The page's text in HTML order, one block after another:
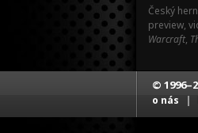
Český
preview,
Warcraft,
©
o nás |